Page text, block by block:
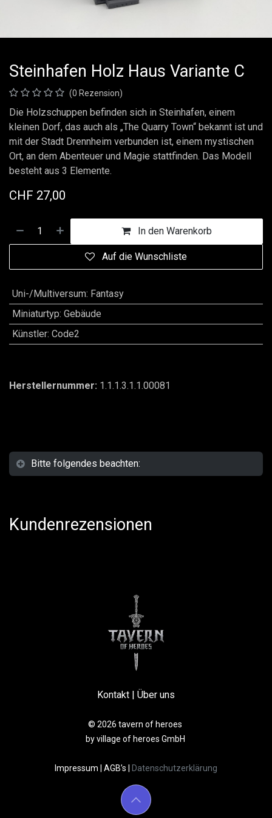
Steinhafen Holz Haus Variante C
(0 Rezension)
Die Holzschuppen befinden sich in Steinhafen, einem
kleinen Dorf, das auch als „The Quarry Town“ bekannt ist und
mit der Stadt Drennheim verbunden ist, einem mystischen
Ort, an dem Abenteuer und Magie stattfinden. Das Modell
besteht aus 3 Elemente.
CHF 27,00
In den Warenkorb
Auf die Wunschliste
Uni-/Multiversum: Fantasy
Miniaturtyp: Gebäude
Künstler: Code2
Herstellernummer: 1.1.1.3.1.1.00081
Bitte folgendes beachten:
Kundenrezensionen
Kontakt Über uns
© 2026 tavern of heroes
by village of heroes GmbH
Impressum AGB’s Datenschutzerklärung​